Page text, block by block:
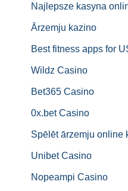
Najlepsze kasyna
Ārzemju kazino
Best fitness apps for
Wildz Casino
Bet365 Casino
0x.bet Casino
Spēlēt ārzemju online
Unibet Casino
Nopeampi Casino